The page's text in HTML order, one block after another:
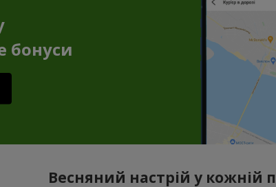
бонуси
Весняний настрій у кожній